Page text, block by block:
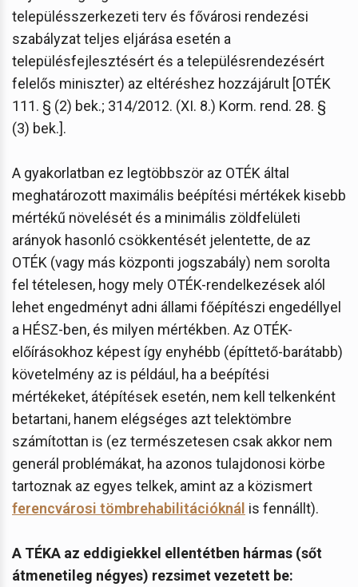
településszerkezeti terv és fővárosi rendezési
szabályzat teljes eljárása esetén a
településfejlesztésért és a településrendezésért
felelős miniszter) az eltéréshez hozzájárult [OTÉK
111. § (2) bek.; 314/2012. (XI. 8.) Korm. rend. 28. §
(3) bek.].
A gyakorlatban ez legtöbbször az OTÉK által
meghatározott maximális beépítési mértékek kisebb
mértékű növelését és a minimális zöldfelületi
arányok hasonló csökkentését jelentette, de az
OTÉK (vagy más központi jogszabály) nem sorolta
fel tételesen, hogy mely OTÉK-rendelkezések alól
lehet engedményt adni állami főépítészi engedéllyel
a HÉSZ-ben, és milyen mértékben. Az OTÉK-
előírásokhoz képest így enyhébb (építtető-barátabb)
követelmény az is például, ha a beépítési
mértékeket, átépítések esetén, nem kell telkenként
betartani, hanem elégséges azt telektömbre
számítottan is (ez természetesen csak akkor nem
generál problémákat, ha azonos tulajdonosi körbe
tartoznak az egyes telkek, amint az a közismert
ferencvárosi tömbrehabilitációknál is fennállt).
A TÉKA az eddigiekkel ellentétben hármas (sőt
átmenetileg négyes) rezsimet vezetett be: